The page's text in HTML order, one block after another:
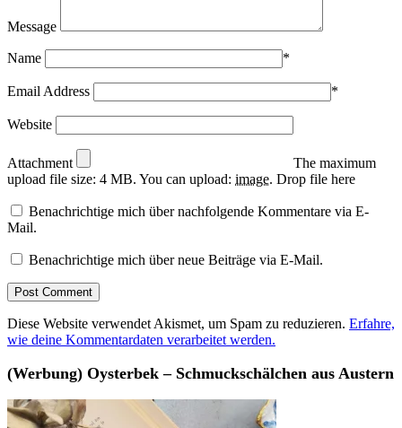
Message
Name *
Email Address *
Website
Attachment
The maximum
upload file size: 4 MB. You can upload: image. Drop file here
Benachrichtige mich über nachfolgende Kommentare via E-
Mail.
Benachrichtige mich über neue Beiträge via E-Mail.
Diese Website verwendet Akismet, um Spam zu reduzieren. Erfahre,
wie deine Kommentardaten verarbeitet werden.
(Werbung) Oysterbek – Schmuckschälchen aus Austern